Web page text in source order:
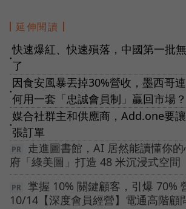
延伸閱讀
●
快速爆紅、快速殞落，中國第一批
了
●
因食安風暴丟掉30%營收，墨西哥
何用一套「忠誠會員制」贏回市場？
●
媒合社群主和供應商，Add.one要
張訂單
走進圖書館，AI 居然能讀懂你
府「綠美圖」打造 48 米沉浸式空間
掌握 10% 關鍵顧客，引爆 70%
10/14【深度會員經營】電通高階顧